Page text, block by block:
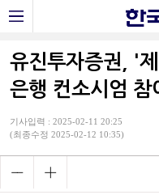
유진투자증권, '
은행 컨소시엄 참
기사입력 : 2025-02-11 20:25
(최종수정 2025-02-12 10:35)